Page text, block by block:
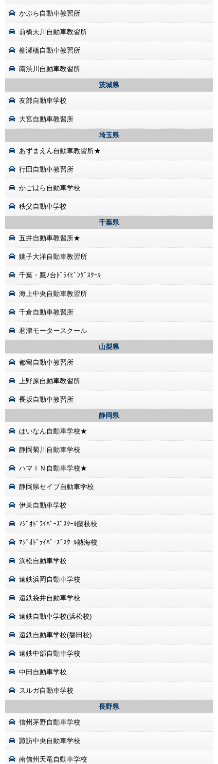
かぶら自動車教習所
前橋天川自動車教習所
柳瀬橋自動車教習所
南渋川自動車教習所
茨城県
友部自動車学校
大宮自動車教習所
埼玉県
あずまえん自動車教習所★
行田自動車教習所
かごはら自動車学校
秩父自動車学校
千葉県
五井自動車教習所★
銚子大洋自動車教習所
千葉・鷹ﾉ台ﾄﾞﾗｲﾋﾞﾝｸﾞｽｸｰﾙ
海上中央自動車教習所
千倉自動車教習所
君津モータースクール
山梨県
都留自動車教習所
上野原自動車教習所
長坂自動車教習所
静岡県
はいなん自動車学校★
静岡菊川自動車学校
ハマＩＮ自動車学校★
静岡県セイブ自動車学校
伊東自動車学校
ﾏｼﾞｵﾄﾞﾗｲﾊﾞｰｽﾞｽｸｰﾙ藤枝校
ﾏｼﾞｵﾄﾞﾗｲﾊﾞｰｽﾞｽｸｰﾙ熱海校
浜松自動車学校
遠鉄浜岡自動車学校
遠鉄袋井自動車学校
遠鉄自動車学校(浜松校)
遠鉄自動車学校(磐田校)
遠鉄中部自動車学校
中田自動車学校
スルガ自動車学校
長野県
信州茅野自動車学校
諏訪中央自動車学校
南信州天竜自動車学校